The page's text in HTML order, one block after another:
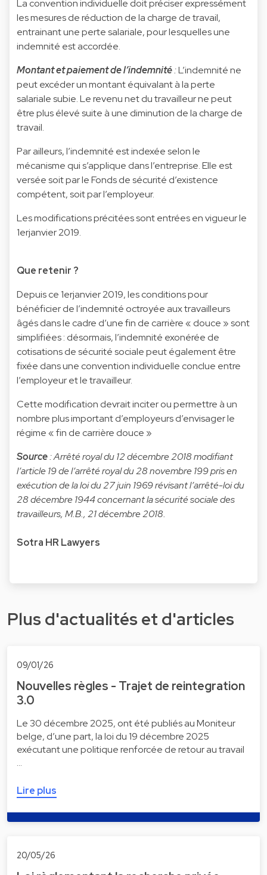
La convention individuelle doit préciser expressément
les mesures de réduction de la charge de travail,
entrainant une perte salariale, pour lesquelles une
indemnité est accordée.
Montant et paiement de l’indemnité:L’indemnité ne
peut excéder un montant équivalant à la perte
salariale subie. Le revenu net du travailleur ne peut
être plus élevé suite à une diminution de la charge de
travail.
Par ailleurs, l’indemnité est indexée selon le
mécanisme qui s’applique dans l’entreprise. Elle est
versée soit par le Fonds de sécurité d’existence
compétent, soit par l’employeur.
Les modifications précitées sont entrées en vigueur le
1erjanvier 2019.
Que retenir ?
Depuis ce 1erjanvier 2019, les conditions pour
bénéficier de l’indemnité octroyée aux travailleurs
âgés dans le cadre d’une fin de carrière « douce » sont
simplifiées : désormais, l’indemnité exonérée de
cotisations de sécurité sociale peut également être
fixée dans une convention individuelle conclue entre
l’employeur et le travailleur.
Cette modification devrait inciter ou permettre à un
nombre plus important d’employeurs d’envisager le
régime « fin de carrière douce »
Source: Arrêté royal du 12 décembre 2018 modifiant
l’article 19 de l’arrêté royal du 28 novembre 199 pris en
exécution de la loi du 27 juin 1969 révisant l’arrêté-loi du
28 décembre 1944 concernant la sécurité sociale des
travailleurs, M.B., 21 décembre 2018.
Sotra HR Lawyers
Plus d'actualités et d'articles
09/01/26
Nouvelles règles - Trajet de reintegration
3.0
Le 30 décembre 2025, ont été publiés au Moniteur
belge, d’une part, la loi du 19 décembre 2025
exécutant une politique renforcée de retour au travail
…
Lire plus
20/05/26